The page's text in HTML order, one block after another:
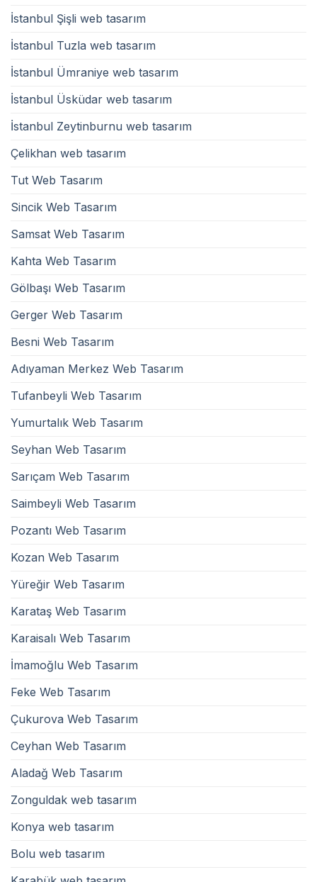
İstanbul Şişli web tasarım
İstanbul Tuzla web tasarım
İstanbul Ümraniye web tasarım
İstanbul Üsküdar web tasarım
İstanbul Zeytinburnu web tasarım
Çelikhan web tasarım
Tut Web Tasarım
Sincik Web Tasarım
Samsat Web Tasarım
Kahta Web Tasarım
Gölbaşı Web Tasarım
Gerger Web Tasarım
Besni Web Tasarım
Adıyaman Merkez Web Tasarım
Tufanbeyli Web Tasarım
Yumurtalık Web Tasarım
Seyhan Web Tasarım
Sarıçam Web Tasarım
Saimbeyli Web Tasarım
Pozantı Web Tasarım
Kozan Web Tasarım
Yüreğir Web Tasarım
Karataş Web Tasarım
Karaisalı Web Tasarım
İmamoğlu Web Tasarım
Feke Web Tasarım
Çukurova Web Tasarım
Ceyhan Web Tasarım
Aladağ Web Tasarım
Zonguldak web tasarım
Konya web tasarım
Bolu web tasarım